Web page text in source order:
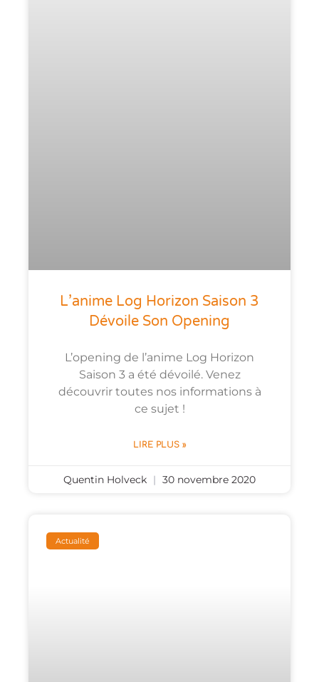
L’anime Log Horizon Saison 3
Dévoile Son Opening
L’opening de l’anime Log Horizon
Saison 3 a été dévoilé. Venez
découvrir toutes nos informations à
ce sujet !
LIRE PLUS »
Quentin Holveck 30 novembre 2020
Actualité